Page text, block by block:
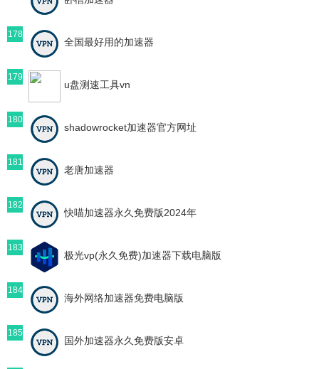
178
全国最好用的加速器
179
u盘测速工具vn
180
shadowrocket加速器官方网址
181
老唐加速器
182
快喵加速器永久免费版2024年
183
极光vp(永久免费)加速器下载电脑版
184
海外网络加速器免费电脑版
185
国外加速器永久免费版安卓